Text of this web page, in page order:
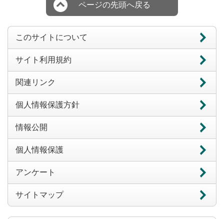
ページの先頭へ戻る
このサイトについて
サイト利用規約
関連リンク
個人情報保護方針
情報公開
個人情報保護
アンケート
サイトマップ